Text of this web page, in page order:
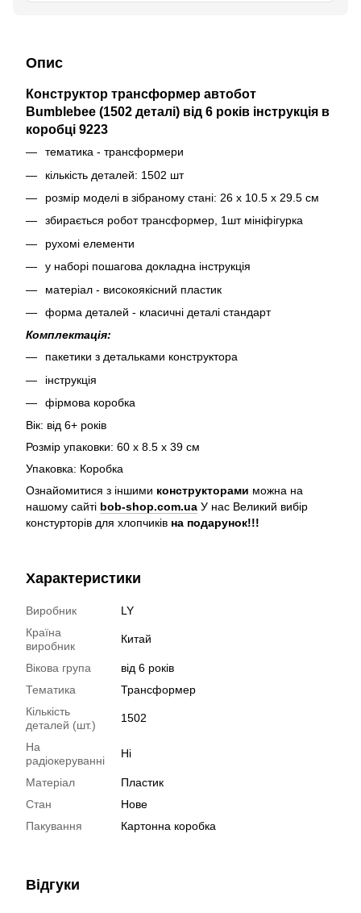
Опис
Конструктор трансформер автобот
Bumblebee (1502 деталі) від 6 років інструкція в
коробці 9223
тематика - трансформери
кількість деталей: 1502 шт
розмір моделі в зібраному стані: 26 х 10.5 х 29.5 см
збирається робот трансформер, 1шт мініфігурка
рухомі елементи
у наборі пошагова докладна інструкція
матеріал - високоякісний пластик
форма деталей - класичні деталі стандарт
Комплектація:
пакетики з детальками конструктора
інструкція
фірмова коробка
Вік: від 6+ років
Розмір упаковки: 60 х 8.5 х 39 см
Упаковка: Коробка
Ознайомитися з іншими конструкторами можна на
нашому сайті bob-shop.com.ua У нас Великий вибір
констурторів для хлопчиків на подарунок!!!
Характеристики
Виробник
LY
Країна
виробник
Китай
Вікова група
від 6 років
Тематика
Трансформер
Кількість
деталей (шт.)
1502
На
радіокеруванні
Ні
Матеріал
Пластик
Стан
Нове
Пакування
Картонна коробка
Відгуки